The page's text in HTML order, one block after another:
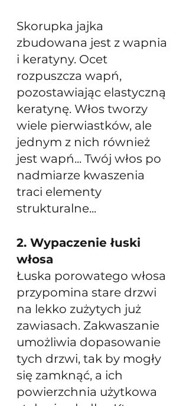
Skorupka jajka
zbudowana jest z wapnia
i keratyny. Ocet
rozpuszcza wapń,
pozostawiając elastyczną
keratynę. Włos tworzy
wiele pierwiastków, ale
jednym z nich również
jest wapń... Twój włos po
nadmiarze kwaszenia
traci elementy
strukturalne...
2. Wypaczenie łuski
włosa
Łuska porowatego włosa
przypomina stare drzwi
na lekko zużytych już
zawiasach. Zakwaszanie
umożliwia dopasowanie
tych drzwi, tak by mogły
się zamknąć, a ich
powierzchnia użytkowa